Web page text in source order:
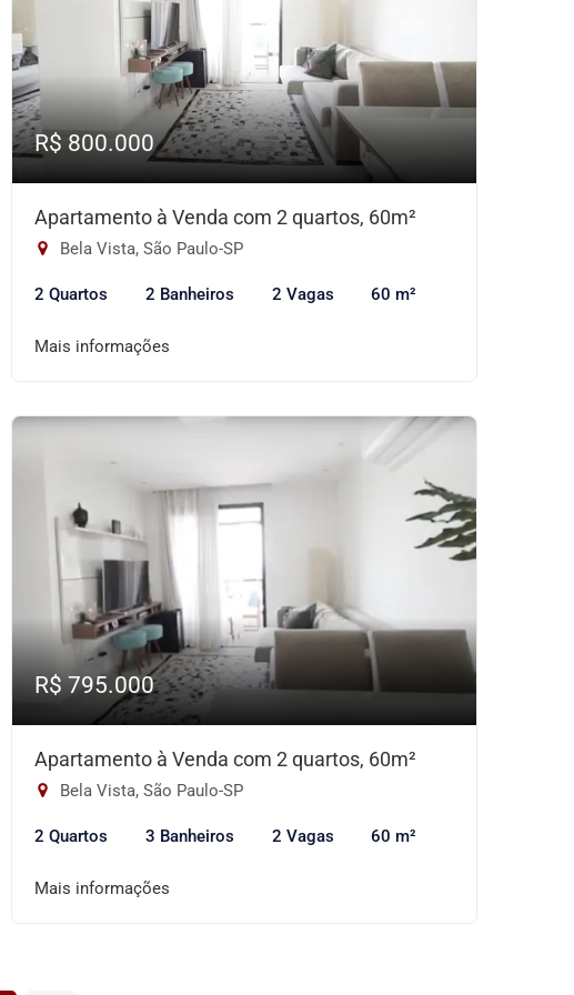
R$ 800.000
Apartamento à Venda com 2 quartos, 60m²
Bela Vista, São Paulo-SP
2 Quartos 2 Banheiros 2 Vagas 60 m²
Mais informações
R$ 795.000
Apartamento à Venda com 2 quartos, 60m²
Bela Vista, São Paulo-SP
2 Quartos 3 Banheiros 2 Vagas 60 m²
Mais informações